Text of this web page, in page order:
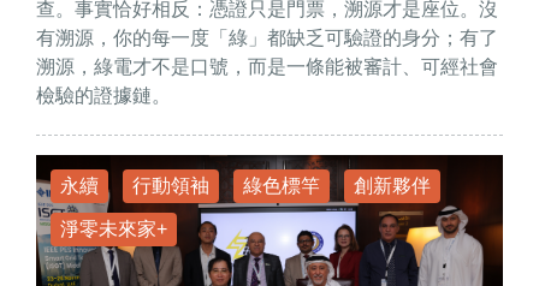
查。事實恰好相反：憑證只是門票，溯源才是座位。沒
有溯源，你的每一度「綠」都缺乏可驗證的身分；有了
溯源，綠電才不是口號，而是一條能被審計、可經社會
檢驗的證據鏈。
永續 行動領袖 綠色標竿 創新夥伴
淨零未來家+